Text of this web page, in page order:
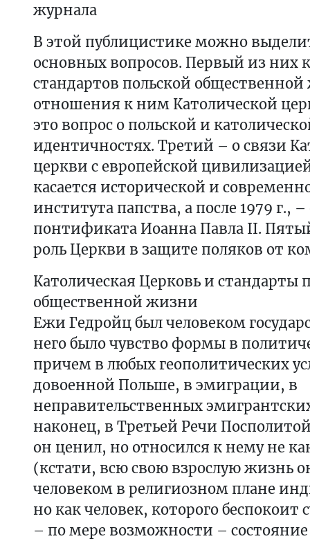
журнала
В этой публицистике можно
основных вопросов. Первый из них
стандартов польской
отношения к ним Католической
это вопрос о польской и
идентичностях. Третий – о связи
церкви с европейской
касается исторической и
института папства, а после 1979 г.,
понтификата Иоанна Павла II.
роль Церкви в защите поляков от
Католическая Церковь и стандарты
общественной жизни
Ежи Гедройц был человеком
него было чувство формы в
причем в любых геополитических
довоенной Польше, в эмиграции, в
неправительственных
наконец, в Третьей Речи
он ценил, но относился к нему не
(кстати, всю свою взрослую жизнь
человеком в религиозном плане
но как человек, которого беспокоит
– по мере возможности – состояние